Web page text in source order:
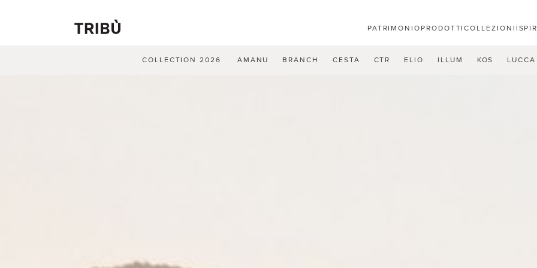
COLLEZIONI
PRODOTTI
PATRIMONIO
COLLECTION 2026 AMANU BRANCH CESTA CTR ELIO ILLUM KOS LUCCA